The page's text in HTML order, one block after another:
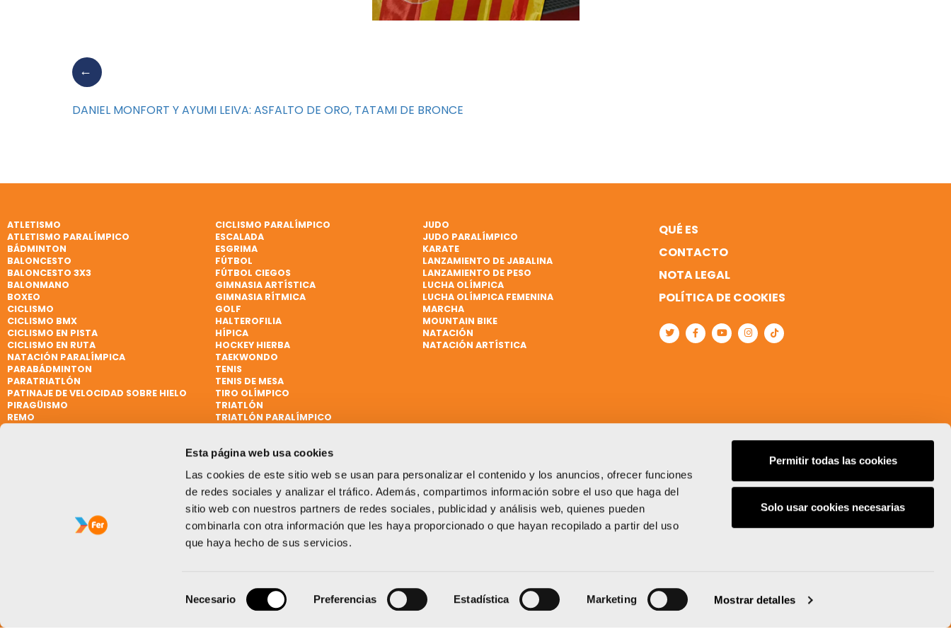
Esta página web usa cookies
Las cookies de este sitio web se usan para personalizar el contenido y los anuncios, ofrecer funciones
de redes sociales y analizar el tráfico. Además, compartimos información sobre el uso que haga del
sitio web con nuestros partners de redes sociales, publicidad y análisis web, quienes pueden
combinarla con otra información que les haya proporcionado o que hayan recopilado a partir del uso
que haya hecho de sus servicios.
de
Necesario Preferencias Estadística Marketing Mostrar detalles
Permitir todas las cookies
Solo usar cookies necesarias
DANIEL MONFORT Y AYUMI LEIVA: ASFALTO DE ORO, TATAMI DE BRONCE
ATLETISMO
ATLETISMO PARALÍMPICO
BÁDMINTON
BALONCESTO
BALONCESTO 3X3
BALONMANO
BOXEO
CICLISMO
CICLISMO BMX
CICLISMO EN PISTA
CICLISMO EN RUTA
CICLISMO PARALÍMPICO
ESCALADA
ESGRIMA
FÚTBOL
FÚTBOL CIEGOS
GIMNASIA ARTÍSTICA
GIMNASIA RÍTMICA
GOLF
HALTEROFILIA
HÍPICA
HOCKEY HIERBA
JUDO
JUDO PARALÍMPICO
KARATE
LANZAMIENTO DE JABALINA
LANZAMIENTO DE PESO
LUCHA OLÍMPICA
LUCHA OLÍMPICA FEMENINA
MARCHA
MOUNTAIN BIKE
NATACIÓN
NATACIÓN ARTÍSTICA
NATACIÓN PARALÍMPICA
PARABÁDMINTON
PARATRIATLÓN
PATINAJE DE VELOCIDAD SOBRE HIELO
PIRAGÜISMO
REMO
TAEKWONDO
TENIS
TENIS DE MESA
TIRO OLÍMPICO
TRIATLÓN
TRIATLÓN PARALÍMPICO
VELA PARALÍMPICA
WATERPOLO
QUÉ ES
CONTACTO
NOTA LEGAL
POLÍTICA DE COOKIES
Un proyecto impulsado por: